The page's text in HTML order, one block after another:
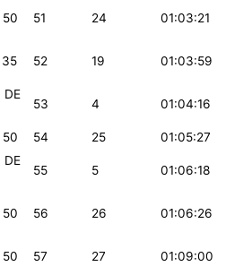
51 24 01:03:21
52 19 01:03:59
DE
53 4 01:04:16
54 25 01:05:27
DE
55 5 01:06:18
56 26 01:06:26
57 27 01:09:00